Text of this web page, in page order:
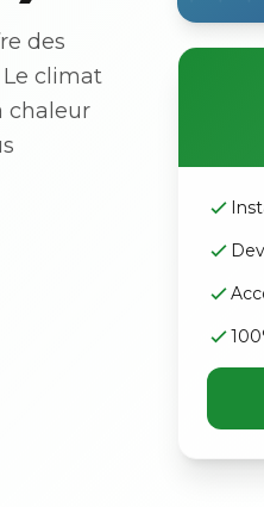
des
climat
chaleur